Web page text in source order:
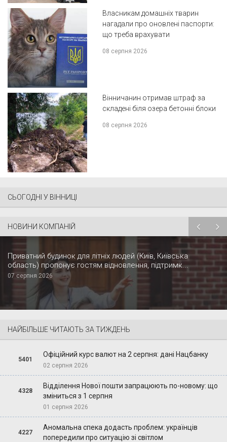
Власникам домашніх тварин
нагадали про оновлені паспорти:
що треба врахувати
08 серпня 2026
Вінничанин отримав штраф за
складені біля озера бетонні блоки
08 серпня 2026
СЬОГОДНІ У ВІННИЦІ
НОВИНИ КОМПАНІЙ
Приватний будинок для літніх людей (Київ, Київська
область) пропонує гостям відновлення, підтримк...
07 серпня 2026
НАЙБІЛЬШЕ ЧИТАЮТЬ ЗА ТИЖДЕНЬ
5401
Офіційний курс валют на 2 серпня: дані Нацбанку
02 серпня 2026
4328
Відділення Нової пошти запрацюють по-новому: що
зміниться з 1 серпня
01 серпня 2026
4227
Аномальна спека додасть проблем: українців
попередили про ситуацію зі світлом